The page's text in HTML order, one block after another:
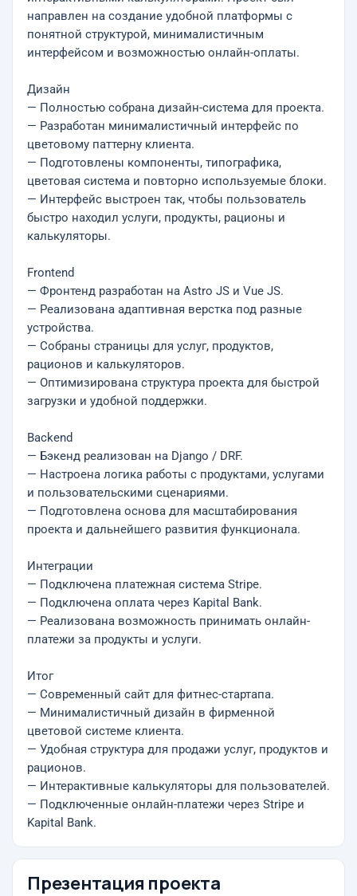
направлен на создание удобной платформы с
понятной структурой, минималистичным
интерфейсом и возможностью онлайн-оплаты.
Дизайн
— Полностью собрана дизайн-система для проекта.
— Разработан минималистичный интерфейс по
цветовому паттерну клиента.
— Подготовлены компоненты, типографика,
цветовая система и повторно используемые блоки.
— Интерфейс выстроен так, чтобы пользователь
быстро находил услуги, продукты, рационы и
калькуляторы.
Frontend
— Фронтенд разработан на Astro JS и Vue JS.
— Реализована адаптивная верстка под разные
устройства.
— Собраны страницы для услуг, продуктов,
рационов и калькуляторов.
— Оптимизирована структура проекта для быстрой
загрузки и удобной поддержки.
Backend
— Бэкенд реализован на Django / DRF.
— Настроена логика работы с продуктами, услугами
и пользовательскими сценариями.
— Подготовлена основа для масштабирования
проекта и дальнейшего развития функционала.
Интеграции
— Подключена платежная система Stripe.
— Подключена оплата через Kapital Bank.
— Реализована возможность принимать онлайн-
платежи за продукты и услуги.
Итог
— Современный сайт для фитнес-стартапа.
— Минималистичный дизайн в фирменной
цветовой системе клиента.
— Удобная структура для продажи услуг, продуктов и
рационов.
— Интерактивные калькуляторы для пользователей.
— Подключенные онлайн-платежи через Stripe и
Kapital Bank.
Презентация проекта